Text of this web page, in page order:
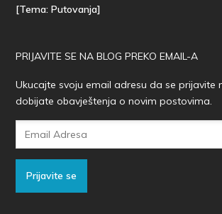
[Tema: Putovanja]
PRIJAVITE SE NA BLOG PREKO EMAIL-A
Ukucajte svoju email adresu da se prijavite
dobijate obavještenja o novim postovima.
Prijavite se